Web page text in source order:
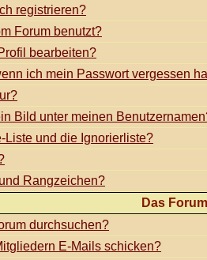
registrieren?
Forum benutzt?
bearbeiten?
ich mein Passwort vergessen
Bild unter meinen
Liste und die Ignorierliste?
Rangzeichen?
Das
durchsuchen?
E-Mails schicken?